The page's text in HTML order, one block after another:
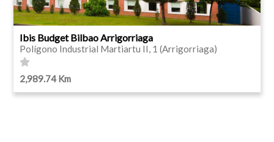
Ibis Budget Bilbao Arrigorriaga
Polígono Industrial Martiartu II, 1 (Arrigorriaga)
2,989.74 Km